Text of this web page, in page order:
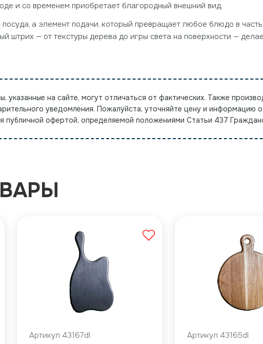
и со временем приобретает благородный внешний вид.
а элемент подачи, который превращает любое блюдо в
штрих — от текстуры дерева до игры света на поверхности —
на сайте, могут отличаться от фактических. Также
уведомления. Пожалуйста, уточняйте цену и
публичной офертой, определяемой положениями Статьи 437
Артикул 43167dl Артикул 43165dl